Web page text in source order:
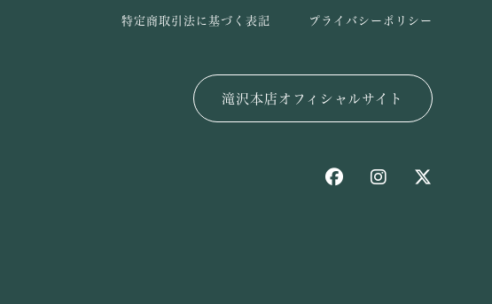
滝沢本店オフィシャルサイト
特定商取引法に基づく表記 プライバシーポリシー